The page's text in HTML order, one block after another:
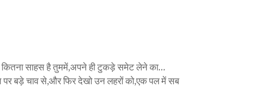
कितना साहस है तुममें,अपने ही टुकड़े समेट लेने का…
बड़े चाव से,और फिर देखो उन लहरों को,एक पल में सब